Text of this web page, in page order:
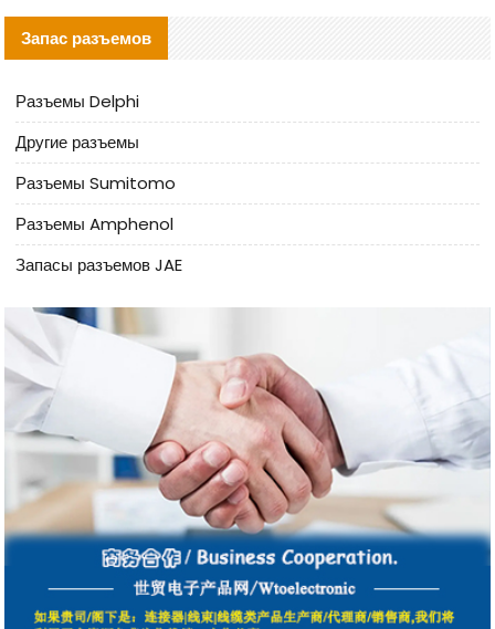
Запас разъемов
Разъемы Delphi
Другие разъемы
Разъемы Sumitomo
Разъемы Amphenol
Запасы разъемов JAE